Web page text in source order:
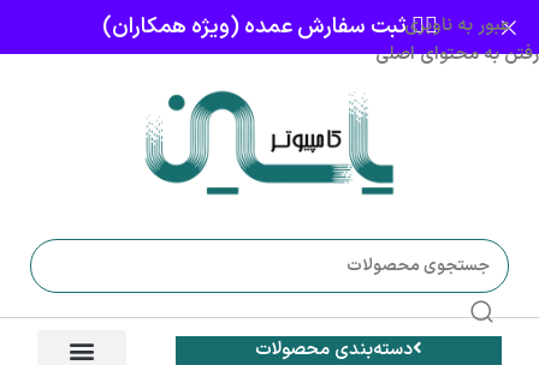
عبور به ناوبری
رفتن به محتوای اصلی
👈🏻 ثبت سفارش عمده (ویژه همکاران)
دسته‌بندی محصولات